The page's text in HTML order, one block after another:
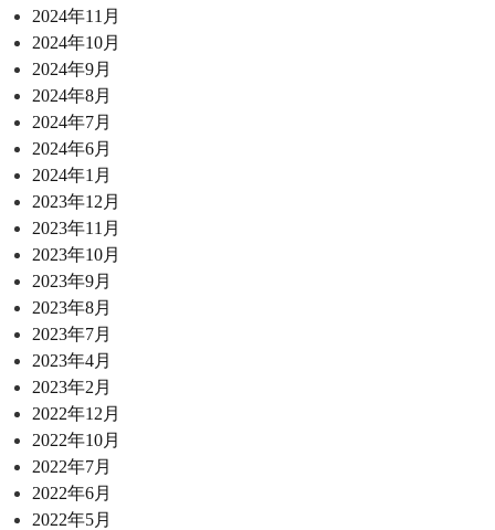
2024年11月
2024年10月
2024年9月
2024年8月
2024年7月
2024年6月
2024年1月
2023年12月
2023年11月
2023年10月
2023年9月
2023年8月
2023年7月
2023年4月
2023年2月
2022年12月
2022年10月
2022年7月
2022年6月
2022年5月